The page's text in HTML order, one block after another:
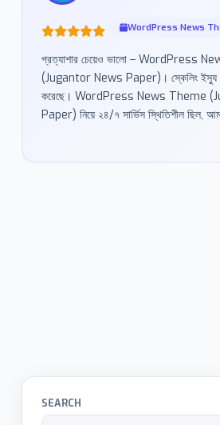
WordPress News
প্রত্যাশার চেয়েও ভালো – WordPress
(Jugantor News Paper)। স্কেলিং ইস্যু
করেছে। WordPress News Theme
Paper) নিয়ে ২৪/৭ সার্ভিস স্থিতিশীল ছিল,
SEARCH